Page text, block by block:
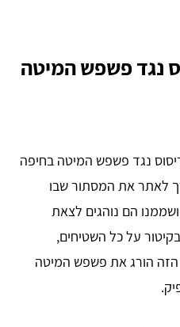
נגד פשפש המיטה
נגד פשפש המיטה בחיפה
לאתר את המסתור שבו
הם נוהגים לצאת
על כל השטיחים,
הזה הורג את פשפש המיטה